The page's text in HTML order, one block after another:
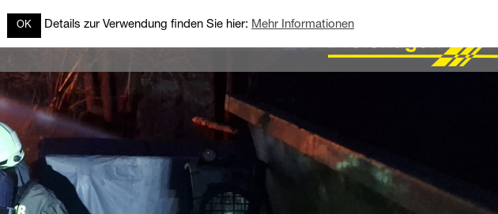
OK Details zur Verwendung finden Sie hier: Mehr Informationen